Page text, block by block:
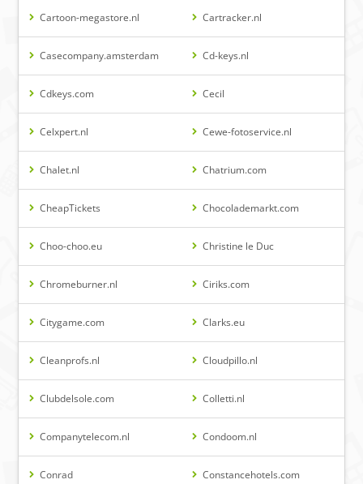
Cartoon-megastore.nl Cartracker.nl
Casecompany.amsterdam Cd-keys.nl
Cdkeys.com Cecil
Celxpert.nl Cewe-fotoservice.nl
Chalet.nl Chatrium.com
CheapTickets Chocolademarkt.com
Choo-choo.eu Christine le Duc
Chromeburner.nl Ciriks.com
Citygame.com Clarks.eu
Cleanprofs.nl Cloudpillo.nl
Clubdelsole.com Colletti.nl
Companytelecom.nl Condoom.nl
Conrad Constancehotels.com